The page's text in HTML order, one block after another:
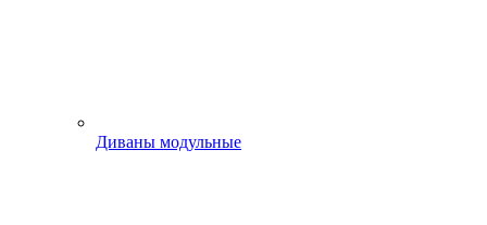
Диваны модульные